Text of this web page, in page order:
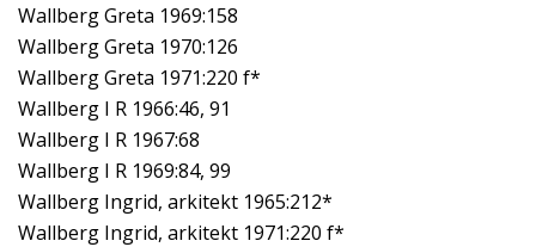
Wallberg Greta 1969:158
Wallberg Greta 1970:126
Wallberg Greta 1971:220 f*
Wallberg I R 1966:46, 91
Wallberg I R 1967:68
Wallberg I R 1969:84, 99
Wallberg Ingrid, arkitekt 1965:212*
Wallberg Ingrid, arkitekt 1971:220 f*